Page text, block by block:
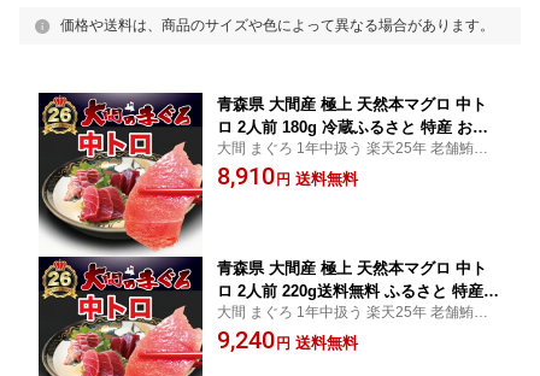
価格や送料は、商品のサイズや色によって異なる場合があります。
青森県 大間産 極上 天然本マグロ 中ト
ロ 2人前 180g 冷蔵ふるさと 特産 お中
元 ギフトまぐろ お刺身 御祝 内祝 お返
し 誕生日 贈り物 即日発送 お取り寄せ
大間 まぐろ 1年中扱う 楽天25年 老舗鮪専
門店 中トロ 赤身 大トロ 解体師 手切り 濃厚
な旨み ギフト 冷蔵指定 すぐ食べられます
8,910 円 送料無料
青森県 大間産 極上 天然本マグロ 中ト
ロ 2人前 220g送料無料 ふるさと 特産
お中元 ギフトまぐろ お刺身 御祝 内祝
お返し 誕生日 贈り物 即日発送 お取り
大間 まぐろ 1年中扱う 楽天25年 老舗鮪専
門店 中トロ 赤身 大トロ 解体師 手切り 濃厚
な旨み ギフト 冷蔵指定 すぐ食べられます
9,240 円 送料無料